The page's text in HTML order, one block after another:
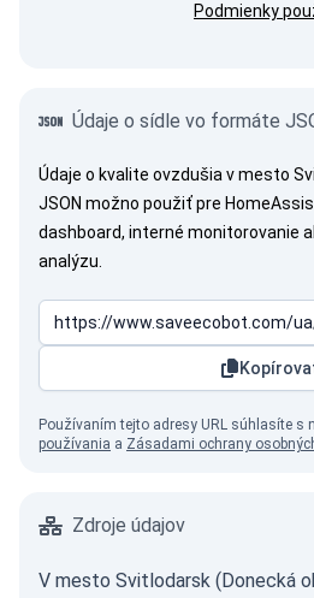
Podmienky
Údaje o sídle vo formáte
Údaje o kvalite ovzdušia v mesto
JSON možno použiť pre
dashboard, interné monitorovanie
analýzu.
Používaním tejto adresy URL súhlasíte s
používania a Zásadami ochrany
Zdroje údajov
V mesto Svitlodarsk (Donecká